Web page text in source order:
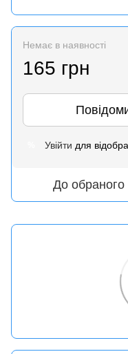
Немає в наявності
165 грн
Увійти для
До обраного